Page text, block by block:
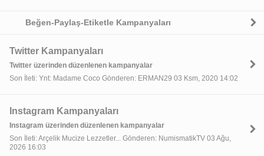
Beğen-Paylaş-Etiketle Kampanyaları
Twitter Kampanyaları
Twitter üzerinden düzenlenen kampanyalar
Son İleti: Ynt: Madame Coco Gönderen: ERMAN29 03 Ksm, 2020 14:02
Instagram Kampanyaları
Instagram üzerinden düzenlenen kampanyalar
Son İleti: Arçelik Mucize Lezzetler... Gönderen: NumismatikTV 03 Ağu,
2026 16:03